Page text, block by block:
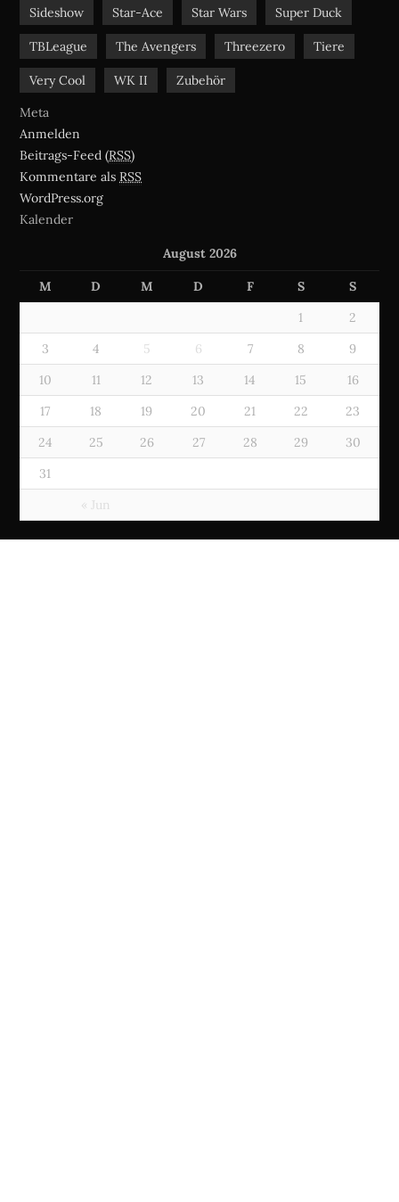
Sideshow Star-Ace Star Wars Super Duck
TBLeague The Avengers Threezero Tiere
Very Cool WK II
Zubehör
Meta
Anmelden
Beitrags-Feed (RSS)
Kommentare als RSS
WordPress.org
Kalender
August 2026
M D M D F S S
« Jun
1
2
3
4 5 6 7 8
9
10
11 12 13 14 15
16
17
18 19 20 21 22
23
24
25 26 27 28 29
30
31